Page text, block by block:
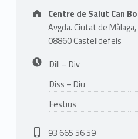
Address:
Centre de Salut Can
Avgda. Ciutat de
08860 Castelldefels
Dill – Div
Diss – Diu
Festius
Phone number:
93 665 56 59